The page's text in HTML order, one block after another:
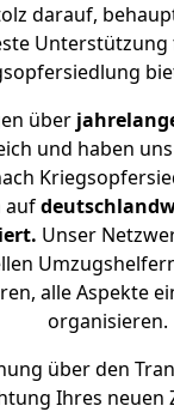
darauf,
über
und haben
auf
Unser
alle Aspekte
organisieren.
über den
Ihres neuen